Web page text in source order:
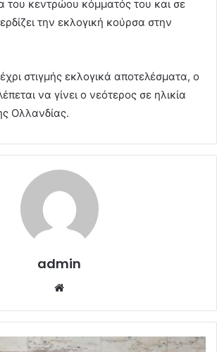
του κεντρώου κόμματός του και σε
την εκλογική κούρσα στην
στιγμής εκλογικά αποτελέσματα, ο
να γίνει ο νεότερος σε ηλικία
Ολλανδίας.
admin